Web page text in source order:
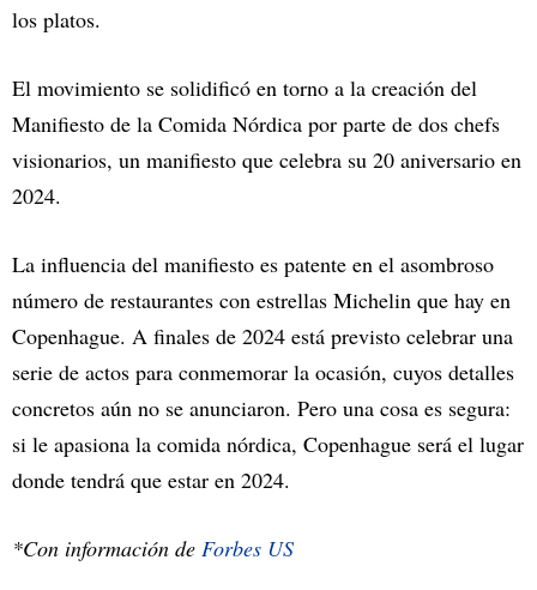
los platos.
El movimiento se solidificó en torno a la creación del
Manifiesto de la Comida Nórdica por parte de dos chefs
visionarios, un manifiesto que celebra su 20 aniversario en
2024.
La influencia del manifiesto es patente en el asombroso
número de restaurantes con estrellas Michelin que hay en
Copenhague. A finales de 2024 está previsto celebrar una
serie de actos para conmemorar la ocasión, cuyos detalles
concretos aún no se anunciaron. Pero una cosa es segura:
si le apasiona la comida nórdica, Copenhague será el lugar
donde tendrá que estar en 2024.
*Con información de Forbes US